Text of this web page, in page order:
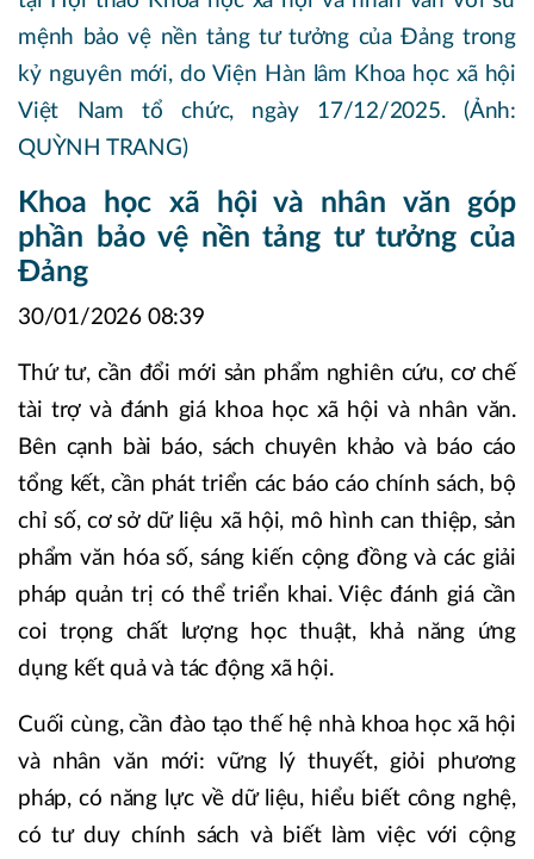
Khoa học xã hội và nhân văn góp
phần bảo vệ nền tảng tư tưởng của
Đảng
30/01/2026 08:39
Thứ tư, cần đổi mới sản phẩm nghiên cứu, cơ chế
tài trợ và đánh giá khoa học xã hội và nhân văn.
Bên cạnh bài báo, sách chuyên khảo và báo cáo
tổng kết, cần phát triển các báo cáo chính sách, bộ
chỉ số, cơ sở dữ liệu xã hội, mô hình can thiệp, sản
phẩm văn hóa số, sáng kiến cộng đồng và các giải
pháp quản trị có thể triển khai. Việc đánh giá cần
coi trọng chất lượng học thuật, khả năng ứng
dụng kết quả và tác động xã hội.
Cuối cùng, cần đào tạo thế hệ nhà khoa học xã hội
và nhân văn mới: vững lý thuyết, giỏi phương
pháp, có năng lực về dữ liệu, hiểu biết công nghệ,
có tư duy chính sách và biết làm việc với cộng